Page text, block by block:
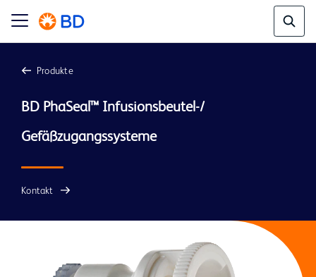
Produkte
BD PhaSeal™ Infusionsbeutel-/
Gefäßzugangssysteme
Kontakt